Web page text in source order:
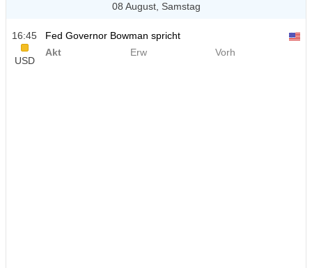
08 August, Samstag
16:45
USD
Fed Governor Bowman spricht
Akt
Erw Vorh